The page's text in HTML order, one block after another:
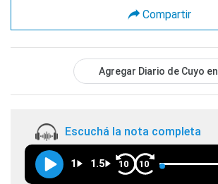
Compartir
Agregar Diario de Cuyo en
Escuchá la nota completa
1 1.5 10 10